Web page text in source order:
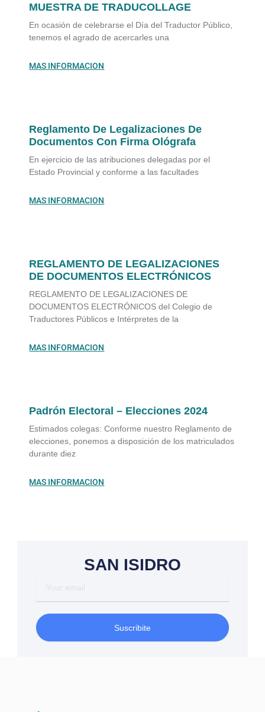
MUESTRA DE TRADUCOLLAGE
En ocasión de celebrarse el Día del Traductor Público,
tenemos el agrado de acercarles una
MAS INFORMACION
Reglamento De Legalizaciones De
Documentos Con Firma Ológrafa
En ejercicio de las atribuciones delegadas por el
Estado Provincial y conforme a las facultades
MAS INFORMACION
REGLAMENTO DE LEGALIZACIONES
DE DOCUMENTOS ELECTRÓNICOS
REGLAMENTO DE LEGALIZACIONES DE
DOCUMENTOS ELECTRÓNICOS del Colegio de
Traductores Públicos e Intérpretes de la
MAS INFORMACION
Padrón Electoral – Elecciones 2024
Estimados colegas: Conforme nuestro Reglamento de
elecciones, ponemos a disposición de los matriculados
durante diez
MAS INFORMACION
SAN ISIDRO
email
Suscribite